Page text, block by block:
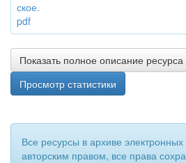
ское.
pdf
Показать полное описание ресурса
Просмотр статистики
Все ресурсы в архиве
авторским правом, все права